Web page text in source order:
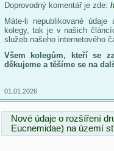
Doprovodný komentář je zde:
Máte-li nepublikované
kolegy, tak je v našich
služeb našeho internetového
Všem kolegům, kteří se
děkujeme a těšíme se na
01.01.2026
Nové údaje o rozšíření
Eucnemidae) na území